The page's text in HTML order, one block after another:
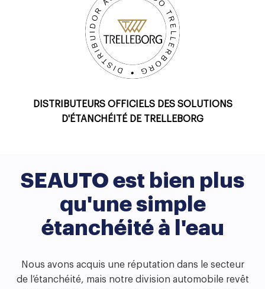
DISTRIBUTEURS OFFICIELS DES SOLUTIONS
D'ÉTANCHÉITÉ DE TRELLEBORG
SEAUTO est bien plus
qu'une simple
étanchéité à l'eau
Nous avons acquis une réputation dans le secteur
de l’étanchéité, mais notre division automobile revêt